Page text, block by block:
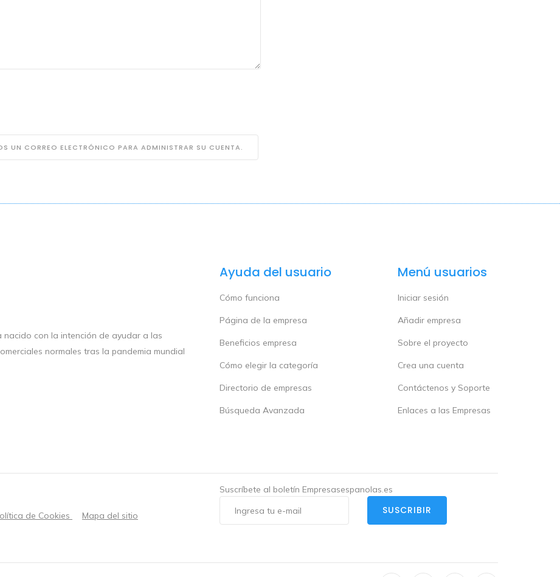
UN CORREO ELECTRÓNICO PARA ADMINISTRAR SU CUENTA.
nacido con la intención de ayudar a las
normales tras la pandemia mundial
Ayuda del usuario
Cómo funciona
Página de la empresa
Beneficios empresa
Cómo elegir la categoría
Directorio de empresas
Búsqueda Avanzada
Menú usuarios
Iniciar sesión
Añadir empresa
Sobre el proyecto
Crea una cuenta
Contáctenos y Soporte
Enlaces a las Empresas
Suscríbete al boletín Empresasespanolas.es
de Cookies Mapa del sitio SUSCRIBIR